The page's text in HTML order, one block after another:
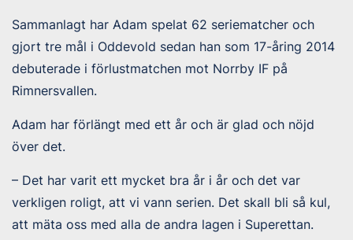
Sammanlagt har Adam spelat 62 seriematcher och
gjort tre mål i Oddevold sedan han som 17-åring 2014
debuterade i förlustmatchen mot Norrby IF på
Rimnersvallen.
Adam har förlängt med ett år och är glad och nöjd
över det.
– Det har varit ett mycket bra år i år och det var
verkligen roligt, att vi vann serien. Det skall bli så kul,
att mäta oss med alla de andra lagen i Superettan.